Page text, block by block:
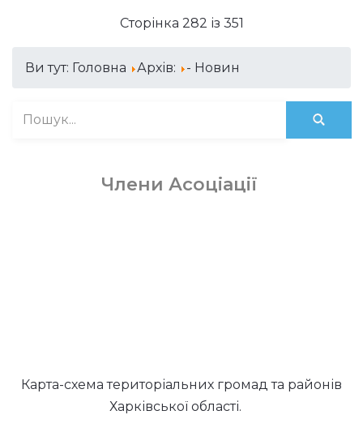
Сторінка 282 із 351
Ви тут: Головна Архів: - Новин
Члени Асоціації
Карта-схема територіальних громад та районів
Харківської області.